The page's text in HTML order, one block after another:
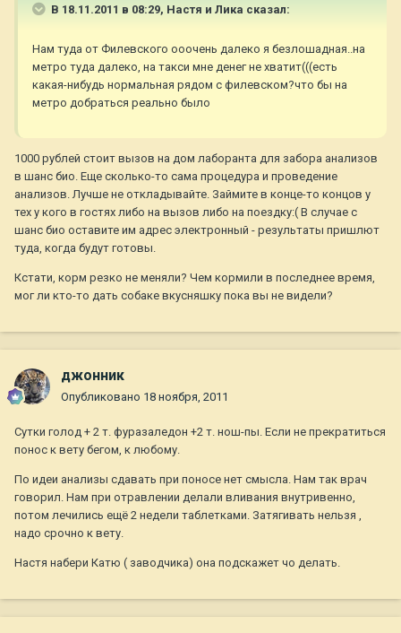
В 18.11.2011 в 08:29, Настя и Лика сказал:
Нам туда от Филевского ооочень далеко я безлошадная..на
метро туда далеко, на такси мне денег не хватит(((есть
какая-нибудь нормальная рядом с филевском?что бы на
метро добраться реально было
1000 рублей стоит вызов на дом лаборанта для забора анализов
в шанс био. Еще сколько-то сама процедура и проведение
анализов. Лучше не откладывайте. Займите в конце-то концов у
тех у кого в гостях либо на вызов либо на поездку:( В случае с
шанс био оставите им адрес электронный - результаты пришлют
туда, когда будут готовы.
Кстати, корм резко не меняли? Чем кормили в последнее время,
мог ли кто-то дать собаке вкусняшку пока вы не видели?
джонник
Опубликовано 18 ноября, 2011
Сутки голод + 2 т. фуразаледон +2 т. нош-пы. Если не прекратиться
понос к вету бегом, к любому.
По идеи анализы сдавать при поносе нет смысла. Нам так врач
говорил. Нам при отравлении делали вливания внутривенно,
потом лечились ещё 2 недели таблетками. Затягивать нельзя ,
надо срочно к вету.
Настя набери Катю ( заводчика) она подскажет чо делать.